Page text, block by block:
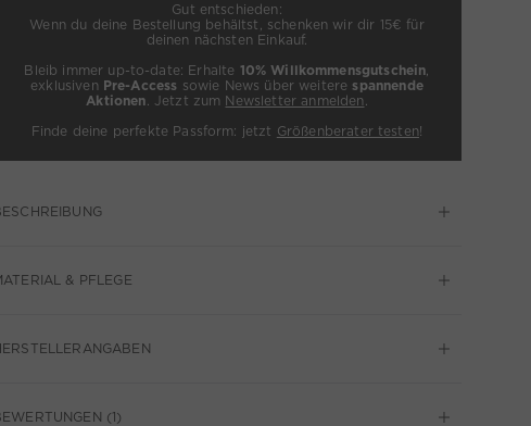
Gut entschieden:
Wenn du deine Bestellung behältst, schenken wir dir 15€ für
deinen nächsten Einkauf.
Bleib immer up-to-date: Erhalte 10% Willkommensgutschein,
exklusiven Pre-Access sowie News über weitere spannende
Aktionen. Jetzt zum Newsletter anmelden .
Finde deine perfekte Passform: jetzt Größenberater testen!
& PFLEGE
(1)